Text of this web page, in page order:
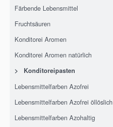
Färbende Lebensmittel
Fruchtsäuren
Konditorei Aromen
Konditorei Aromen natürlich
> Konditoreipasten
Lebensmittelfarben Azofrei
Lebensmittelfarben Azofrei öllöslich
Lebensmittelfarben Azohaltig